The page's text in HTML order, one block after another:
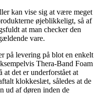
kan vise sig at være meget
øjeblikkeligt, så af
at man checker den
vare.
på levering på blot en enkelt
Thera-Band Foam
det er underforstået at
klokkeslæt, således at de
ud af døren inden de